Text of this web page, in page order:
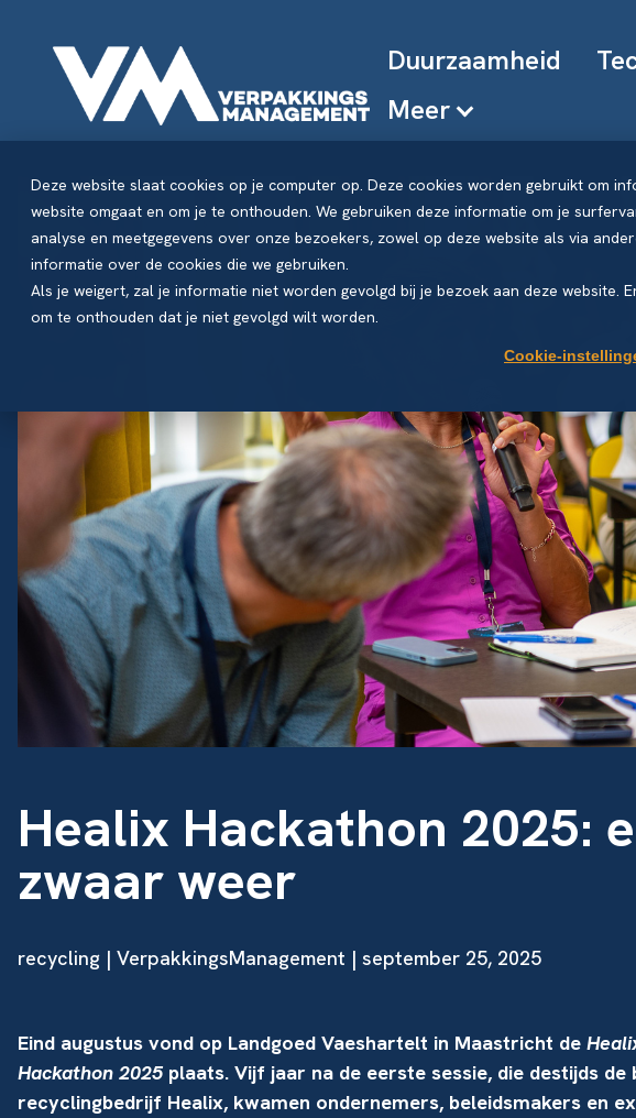
Deze website slaat cookies op je computer op. Deze cookies worden gebruikt om
website omgaat en om je te onthouden. We gebruiken deze informatie om je
analyse en meetgegevens over onze bezoekers, zowel op deze website als via
informatie over de cookies die we gebruiken.
Als je weigert, zal je informatie niet worden gevolgd bij je bezoek aan deze website.
om te onthouden dat je niet gevolgd wilt worden.
Cookie-
Duurzaamheid
Meer
Healix Hackathon 2025:
zwaar weer
recycling | VerpakkingsManagement | september 25, 2025
Eind augustus vond op Landgoed Vaeshartelt in Maastricht de
Hackathon 2025 plaats. Vijf jaar na de eerste sessie, die destijds
recyclingbedrijf Healix, kwamen ondernemers, beleidsmakers en